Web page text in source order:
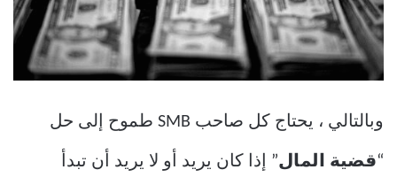
وبالتالي ، يحتاج كل صاحب SMB طموح إلى حل
“قضية المال” إذا كان يريد أو لا يريد أن تبدأ